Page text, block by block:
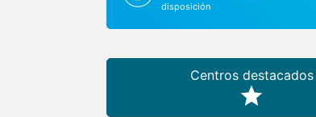
disposición
Centros destacados